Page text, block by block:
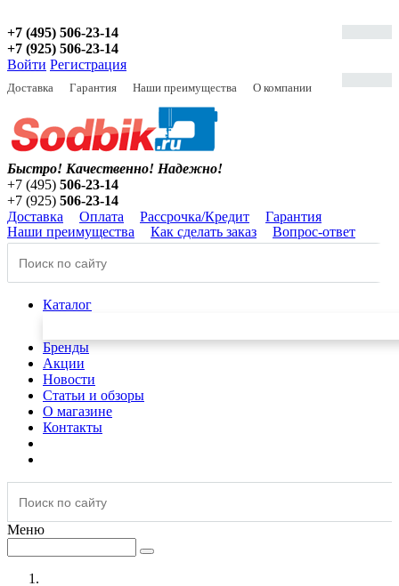
+7 (495) 506-23-14
+7 (925) 506-23-14
Войти Регистрация
Доставка Гарантия Наши преимущества О компании
Быстро! Качественно! Надежно!
+7 (495) 506-23-14
+7 (925) 506-23-14
Доставка
Оплата Рассрочка/Кредит
Гарантия
Наши преимущества
Как сделать заказ Вопрос-ответ
Каталог
Бренды
Акции
Новости
Статьи и обзоры
О магазине
Контакты
Меню